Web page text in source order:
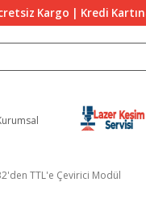
Kargo | Kredi
TTL'e Çevirici Modül